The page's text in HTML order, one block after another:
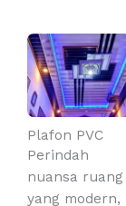
Plafon PVC
Perindah
nuansa ruang
yang modern,